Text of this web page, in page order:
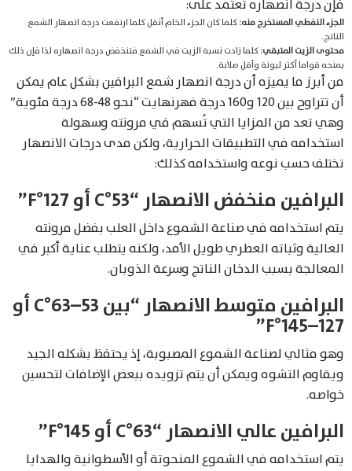
فإن درجة انصهاره تعتمد على:
الجزء النفطي المستخرج منه:كلما كان الجزء الخام أثقل كلما ارتفعت درجة انصهار الشمع
الناتج.
محتوى الزيت المتبقي:كلما زادت نسبة الزيت في الشمع فتنخفض درجة انصهاره لذا فإن ذلك
يمنحه قواما أكثر ليونة وأقل صلابة.
من أبرز ما يميزه أن درجة انصهار شمع البرافين بشكل عام يمكن
أن تتراوح بين 120 و160 درجة فهرنهايت “نحو 48-68 درجة مئوية”
وهي تعد من المزايا التي تُسهم في مرونته وسهولة
استخدامه في التطبيقات الحرارية، ولكن مدى درجات الانصهار
تختلف حسب نوعه واستخدامه كذلك:
البرافين منخفض الانصهار “53°C أو 127°F”
يتم استخدامه في صناعة الشموع داخل العلب بفضل مرونته
العالية وثباته العطري طويل الأمد، ولكنه يتطلب عناية أكبر في
المعالجة بسبب الدخان الناتج وسرعة الذوبان.
البرافين متوسط الانصهار “بين 53–63°C أو
127–145°F”
وهو مثالي لصناعة الشموع المصبوبة، إذ يحتفظ بشكله الجيد
ويقاوم التشوه ويمكن أن يتم تزويده ببعض الإضافات لتحسين
خواصه.
البرافين عالي الانصهار “63°C أو 145°F”
يتم استخدامه في الشموع المنحوتة أو الأسطوانية والهدايا